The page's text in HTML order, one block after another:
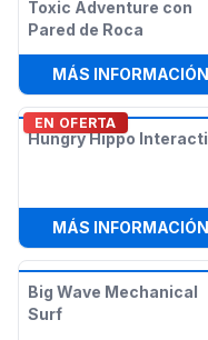
Toxic Adventure con
Pared de Roca
MÁS INFORMACIÓN:
EN OFERTA
Hungry Hippo
MÁS INFORMACIÓN:
Big Wave Mechanical
Surf